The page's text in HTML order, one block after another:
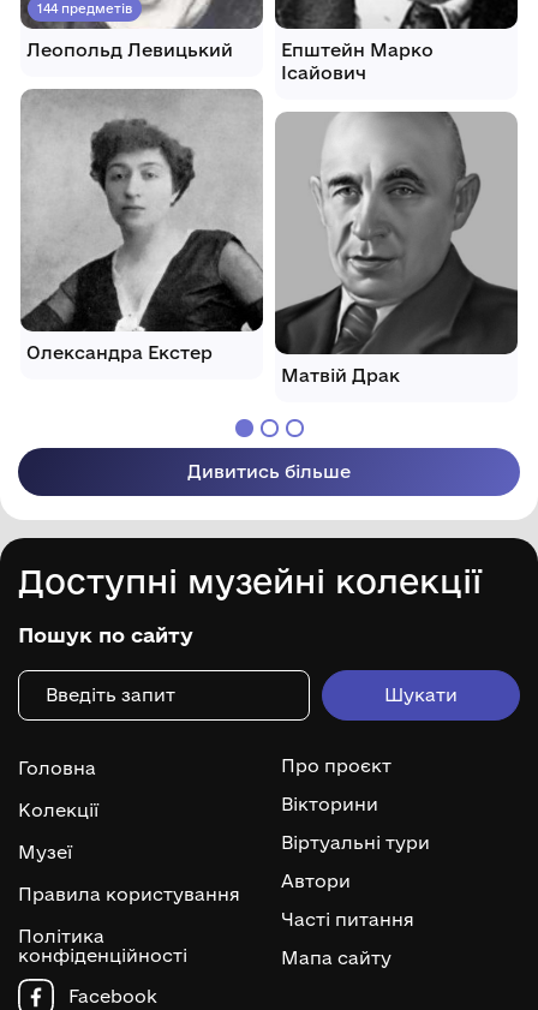
144 предметів
Леопольд Левицький
Олександра Екстер
Епштейн Марко
Ісайович
Матвій Драк
Дивитись більше
Доступні музейні колекції
Пошук по сайту
Головна
Колекції
Музеї
Правила користування
Політика
конфіденційності
Про проєкт
Вікторини
Віртуальні тури
Автори
Часті питання
Мапа сайту
Facebook